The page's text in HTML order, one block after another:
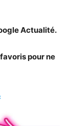
Actualité.
pour ne